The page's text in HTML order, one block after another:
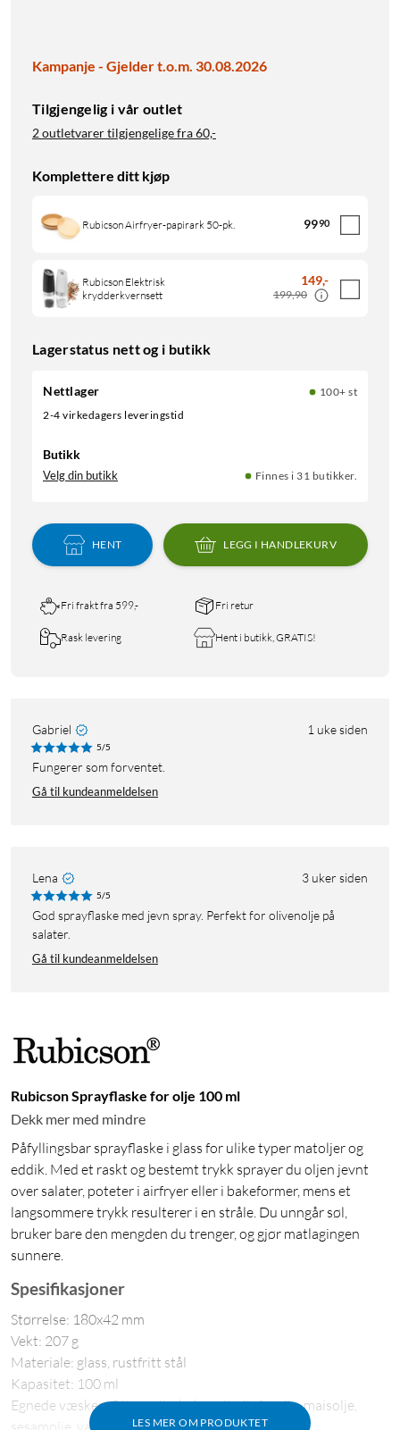
Kampanje - Gjelder t.o.m. 30.08.2026
Tilgjengelig i vår outlet
2 outletvarer tilgjengelige fra60,-
Komplettere ditt kjøp
Rubicson Airfryer-papirark 50-pk. 9990
Rubicson Elektrisk
krydderkvernsett
149,-
199,90
Lagerstatus nett og i butikk
Nettlager
100+ st
2-4 virkedagers leveringstid
Butikk
Velg din butikk Finnes i 31 butikker.
HENT LEGG I HANDLEKURV
Fri frakt fra 599,- Fri retur
Rask levering Hent i butikk, GRATIS!
Gabriel 1 uke siden
5/5
Fungerer som forventet.
Gå til kundeanmeldelsen
Lena 3 uker siden
5/5
God sprayflaske med jevn spray. Perfekt for olivenolje på
salater.
Gå til kundeanmeldelsen
Rubicson Sprayflaske for olje 100 ml
Dekk mer med mindre
Påfyllingsbar sprayflaske i glass for ulike typer matoljer og
eddik. Med et raskt og bestemt trykk sprayer du oljen jevnt
over salater, poteter i airfryer eller i bakeformer, mens et
langsommere trykk resulterer i en stråle. Du unngår søl,
bruker bare den mengden du trenger, og gjør matlagingen
sunnere.
LES MER OM PRODUKTET
Spesifikasjoner
Størrelse: 180x42 mm
Vekt: 207 g
Materiale: glass, rustfritt stål
Kapasitet: 100 ml
Egnede væsker: Olivenolje, kokosolje, linfrøolje, maisolje,